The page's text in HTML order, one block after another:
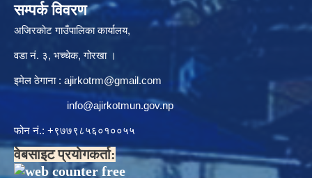
सम्पर्क विवरण
अजिरकोट गाउँपालिका कार्यालय,
वडा नं. ३, भच्चेक, गोरखा ।
इमेल ठेगाना : ajirkotrm@gmail.com
info@ajirkotmun.gov.np
फोन नं.: ‍‌+९७७९८५६०१००५५
वेबसाइट प्रयोगकर्ता: